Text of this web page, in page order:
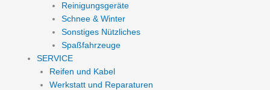
Reinigungsgeräte
Schnee & Winter
Sonstiges Nützliches
Spaßfahrzeuge
SERVICE
Reifen und Kabel
Werkstatt und Reparaturen